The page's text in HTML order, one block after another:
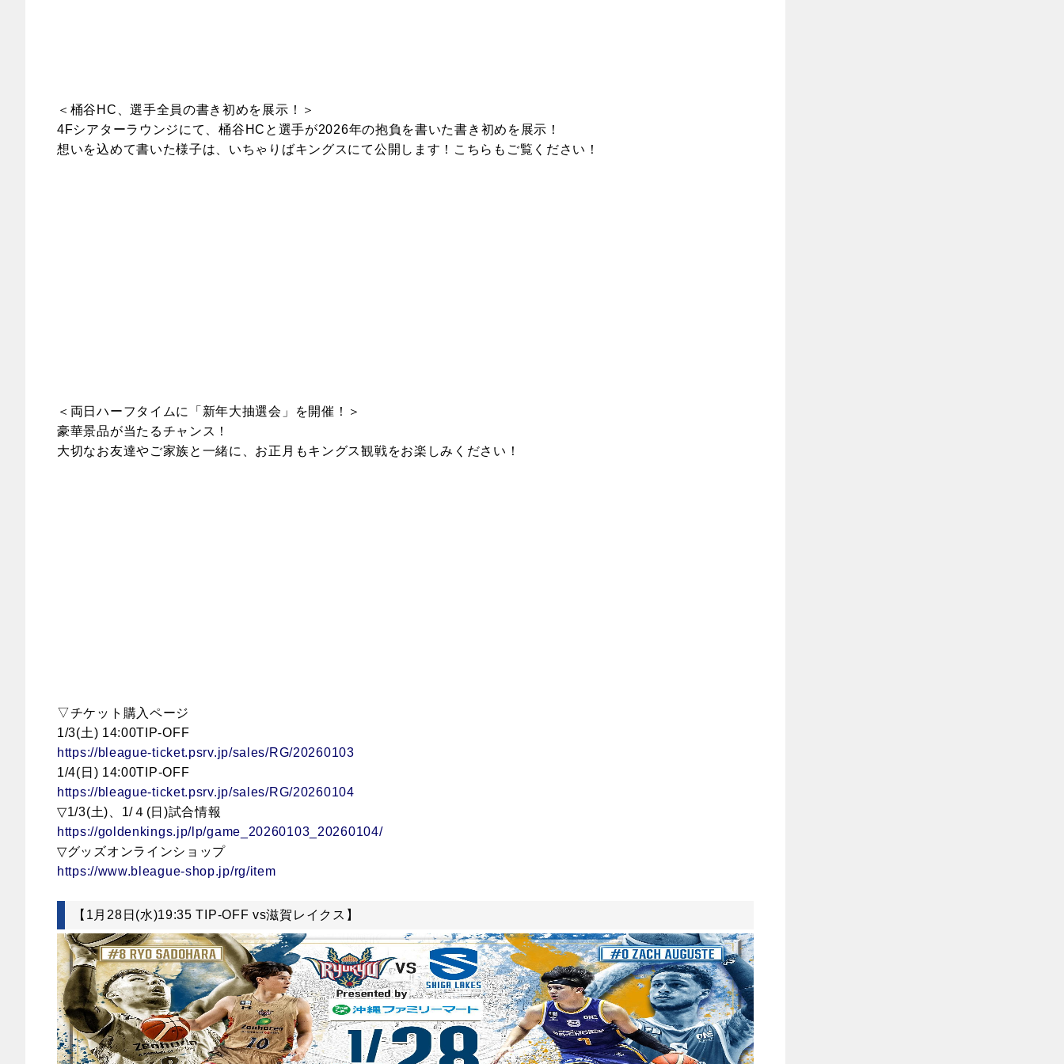
＜桶谷HC、選手全員の書き初めを展示！＞
4Fシアターラウンジにて、桶谷HCと選手が2026年の抱負を書いた書き初めを展示！
想いを込めて書いた様子は、いちゃりばキングスにて公開します！こちらもご覧ください！
＜両日ハーフタイムに「新年大抽選会」を開催！＞
豪華景品が当たるチャンス！
大切なお友達やご家族と一緒に、お正月もキングス観戦をお楽しみください！
▽チケット購入ページ
1/3(土) 14:00TIP-OFF
https://bleague-ticket.psrv.jp/sales/RG/20260103
1/4(日) 14:00TIP-OFF
https://bleague-ticket.psrv.jp/sales/RG/20260104
▽1/3(土)、1/４(日)試合情報
https://goldenkings.jp/lp/game_20260103_20260104/
▽グッズオンラインショップ
https://www.bleague-shop.jp/rg/item
【1月28日(水)19:35 TIP-OFF vs滋賀レイクス】